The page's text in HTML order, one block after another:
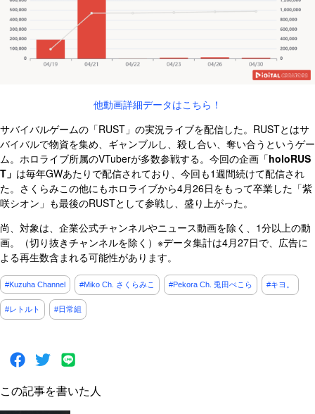
他動画詳細データはこちら！
サバイバルゲームの「RUST」の実況ライブを配信した。RUSTとはサ
バイバルで物資を集め、ギャンブルし、殺し合い、奪い合うというゲー
ム。ホロライブ所属のVTuberが多数参戦する。今回の企画「holoRUS
T」 は毎年GWあたりで配信されており、今回も1週間続けて配信され
た。さくらみこの他にもホロライブから4月26日をもって卒業した「紫
咲シオン」も最後のRUSTとして参戦し、盛り上がった。
尚、対象は、企業公式チャンネルやニュース動画を除く、1分以上の動
画。（切り抜きチャンネルを除く）※データ集計は4月27日で、広告に
よる再生数含まれる可能性があります。
#Kuzuha Channel #Miko Ch. さくらみこ #Pekora Ch. 兎田ぺこら #キヨ。
#レトルト #日常組
この記事を書いた人